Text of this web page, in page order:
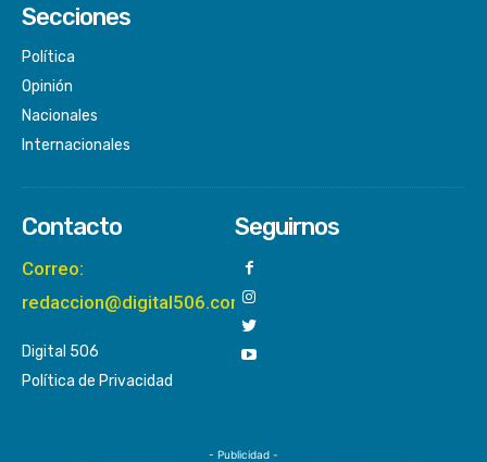
Secciones
Política
Opinión
Nacionales
Internacionales
Contacto
Correo:
redaccion@digital506.com
Digital 506
Política de Privacidad
Seguirnos
- Publicidad -